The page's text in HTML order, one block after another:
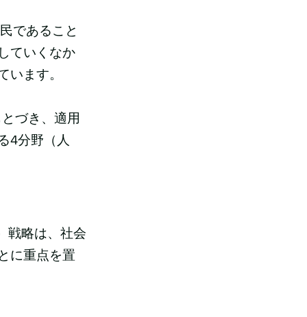
であること
ていくなか
ます。
づき、適用
4分野（人
戦略は、社会
に重点を置